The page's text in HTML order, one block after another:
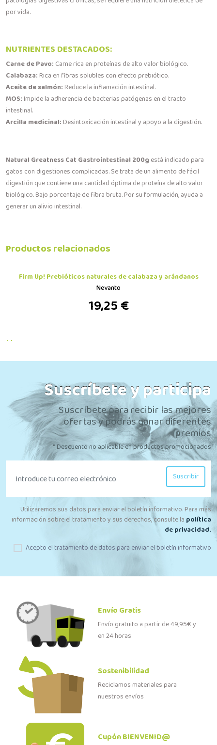
por vida.
NUTRIENTES DESTACADOS:
Carne de Pavo: Carne rica en proteínas de alto valor biológico.
Calabaza:Rica en fibras solubles con efecto prebiótico.
Aceite de salmón:Reduce la inflamación intestinal.
MOS:Impide la adherencia de bacterias patógenas en el tracto
intestinal.
Arcilla medicinal: Desintoxicación intestinal y apoyo a la digestión.
Natural Greatness Cat Gastrointestinal200g está indicado para
gatos con digestiones complicadas. Se trata de un alimento de fácil
digestión que contiene una cantidad óptima de proteína de alto valor
biológico. Bajo porcentaje de fibra bruta. Por su formulación, ayuda a
generar un alivio intestinal.
Productos relacionados
Firm Up! Prebióticos naturales de calabaza y arándanos
Nevanto
19,25 €
Suscríbete y participa
Suscríbete para recibir las mejores
ofertas y podrás ganar diferentes
premios
* Descuento no aplicable en productos promocionados
Suscribir
Utilizaremos sus datos para enviar el boletín informativo. Para más
información sobre el tratamiento y sus derechos, consulte la política
de privacidad.
Acepto el tratamiento de datos para enviar el boletín informativo
Envío Gratis
Envío gratuito a partir de 49,95€ y
en 24 horas
Sostenibilidad
Reciclamos materiales para
nuestros envíos
Cupón BIENVENID@